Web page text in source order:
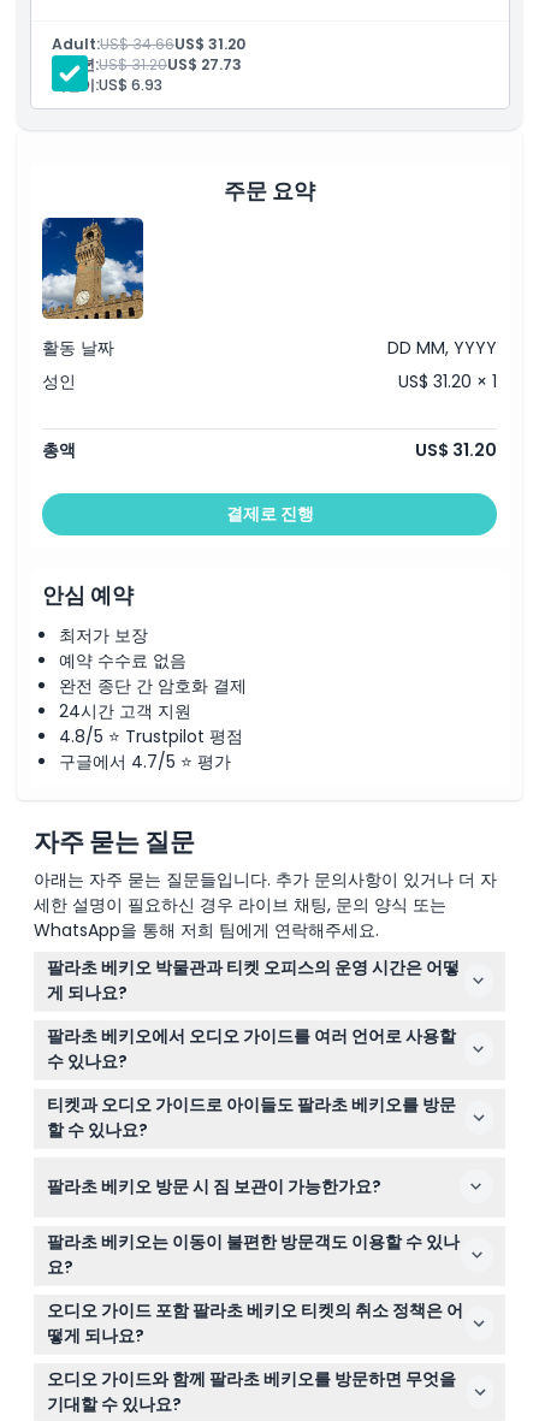
운영 시간
위치
가는 방법
교환 방법
Adult:US$ 34.66US$ 31.20
청소년:US$ 31.20US$ 27.73
어린이:US$ 6.93
주문 요약
활동 날짜
DD MM, YYYY
성인
US$ 31.20 × 1
총액 US$ 31.20
결제로 진행
안심 예약
최저가 보장
예약 수수료 없음
완전 종단 간 암호화 결제
24시간 고객 지원
4.8/5 ⭐ Trustpilot 평점
구글에서 4.7/5 ⭐ 평가
자주 묻는 질문
아래는 자주 묻는 질문들입니다. 추가 문의사항이 있거나 더 자
세한 설명이 필요하신 경우 라이브 채팅, 문의 양식 또는
WhatsApp을 통해 저희 팀에게 연락해주세요.
팔라초 베키오 박물관과 티켓 오피스의 운영 시간은 어떻
게 되나요?
팔라초 베키오 박물관은 월요일부터 수요일, 금요일, 토요
일, 일요일에 오전 9시부터 오후 7시까지 개장하며 목요일
에는 오전 9시부터 오후 2시까지 운영됩니다. 티켓 오피스
는 박물관 폐장 1시간 전에 마감합니다(변경 가능하니 예약
시 꼭 확인하세요).
팔라초 베키오에서 오디오 가이드를 여러 언어로 사용할
수 있나요?
네, 오디오 가이드는 영어, 스페인어, 프랑스어, 독일어, 이
탈리아어, 포르투갈어, 러시아어, 중국어 등 여러 언어로 제
공되어 각자 편한 속도로 관람할 수 있습니다.
티켓과 오디오 가이드로 아이들도 팔라초 베키오를 방문
할 수 있나요?
드시 유료 성인을 동반해야 합니다. 7-15세 어린이는 나이
은 전액 성인 요금을 지불해야 합니다.
팔라초 베키오 방문 시 짐 보관이 가능한가요?
안타깝게도 팔라초 베키오에는 짐 보관소가 없으므로 가볍
게 여행하거나 따로 짐을 보관할 곳을 이용하는 것이 좋습
니다.
팔라초 베키오는 이동이 불편한 방문객도 이용할 수 있나
요?
네, 팔라초 베키오는 비아 데이 곤디 입구를 통해 휠체어 사
용자가 입장할 수 있으며 지상, 1층, 2층까지 접근 가능합니
다. 다만 탑과 비밀 통로는 접근할 수 없습니다.
오디오 가이드 포함 팔라초 베키오 티켓의 취소 정책은 어
떻게 되나요?
티켓은 환불 불가 및 취소가 불가능하므로 방문할 정확한
날짜와 시간에 맞춰 예약해야 합니다.
오디오 가이드와 함께 팔라초 베키오를 방문하면 무엇을
기대할 수 있나요?